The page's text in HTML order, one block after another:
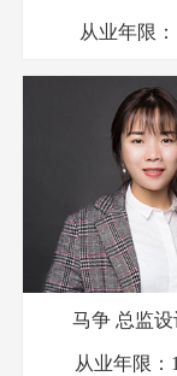
从业年限：
马争 总监
从业年限：